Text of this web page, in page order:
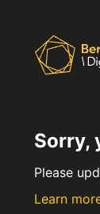
Sorry,
Please
Learn